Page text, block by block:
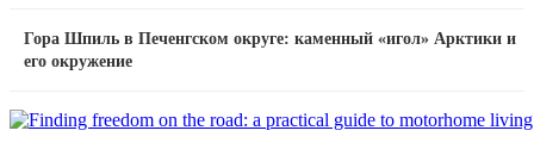
Гора Шпиль в Печенгском округе: каменный «игол» Арктики и
его окружение